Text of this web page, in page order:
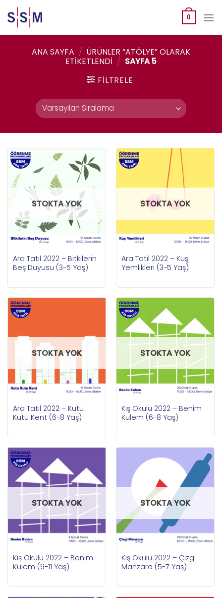
to
content
0
ANA SAYFA / ÜRÜNLER “ATÖLYE” OLARAK
ETIKETLENDI / SAYFA 5
FILTRELE
STOKTA YOK
Ara Tatil 2022 – Bitkilerin
Beş Duyusu (3-5 Yaş)
STOKTA YOK
Ara Tatil 2022 – Kuş
Yemlikleri (3-5 Yaş)
STOKTA YOK
Ara Tatil 2022 – Kutu
Kutu Kent (6-8 Yaş)
STOKTA YOK
Kış Okulu 2022 – Benim
Kulem (6-8 Yaş)
STOKTA YOK
Kış Okulu 2022 – Benim
Kulem (9-11 Yaş)
STOKTA YOK
Kış Okulu 2022 – Çizgi
Manzara (5-7 Yaş)